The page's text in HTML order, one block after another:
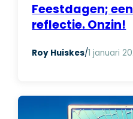
Feestdagen;
reflectie. Onzin!
Roy Huiskes/1 januari